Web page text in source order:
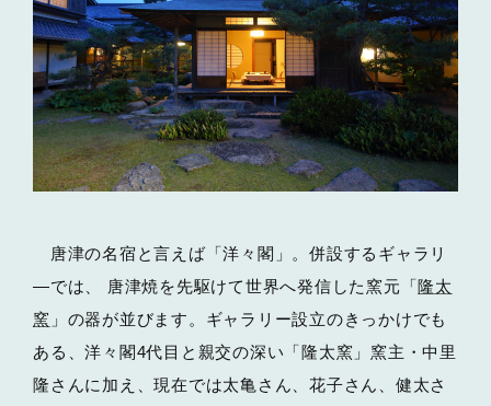
唐津の名宿と言えば「洋々閣」。併設するギャラリ
―では、 唐津焼を先駆けて世界へ発信した窯元「隆太
窯 」の器が並びます。ギャラリー設立のきっかけでも
ある、洋々閣4代目と親交の深い「隆太窯」窯主・中里
隆さんに加え、現在では太亀さん、花子さん、健太さ